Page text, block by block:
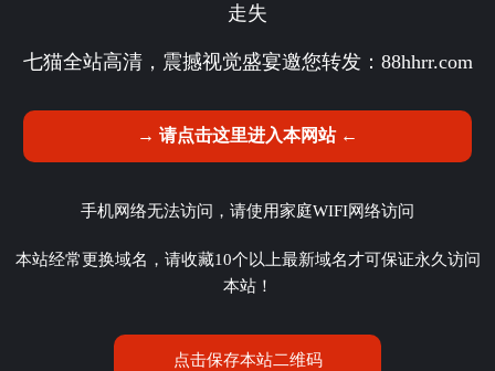
走失
七猫全站高清，震撼视觉盛宴邀您转发： 88hhrr.com
→ 请点击这里进入本网站 ←
手机网络无法访问，请使用家庭WIFI网络访问
本站经常更换域名，请收藏10个以上最新域名才可保证永久访问
本站！
点击保存本站二维码